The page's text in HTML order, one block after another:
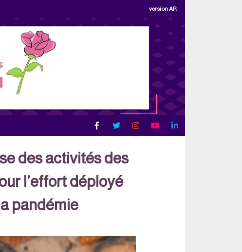
version AR
des activités des
l’effort déployé
pandémie